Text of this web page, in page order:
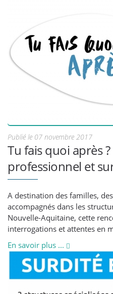
Publié le 07 novembre 2017
Tu fais quoi après
professionnel et
A destination des familles,
accompagnés dans les
Nouvelle-Aquitaine, cette
interrogations et attentes en
En savoir plus ...